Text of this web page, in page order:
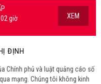
giờ
XEM
ĐỊNH
Chính phủ và luật quảng cáo số
mạng. Chúng tôi không kinh